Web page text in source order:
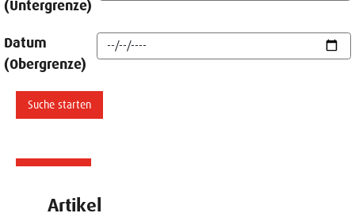
(Untergrenze)
Datum
(Obergrenze)
Artikel